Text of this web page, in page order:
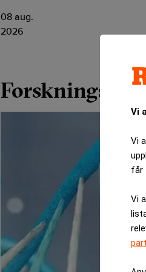
Vi
Vi
får
Vi
08 aug.
2026